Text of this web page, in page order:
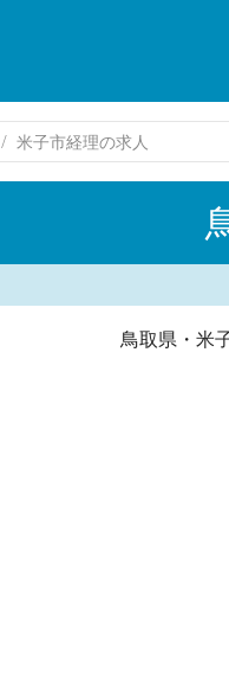
米子市経理の求人
鳥取県・米